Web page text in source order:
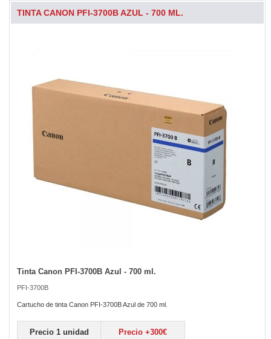
TINTA CANON PFI-3700B AZUL - 700 ML.
Tinta Canon PFI-3700B Azul - 700 ml.
PFI-3700B
Cartucho de tinta Canon PFI-3700B Azul de 700 ml.
Precio 1 unidad Precio +300€
Skip
the
beginning
the
images